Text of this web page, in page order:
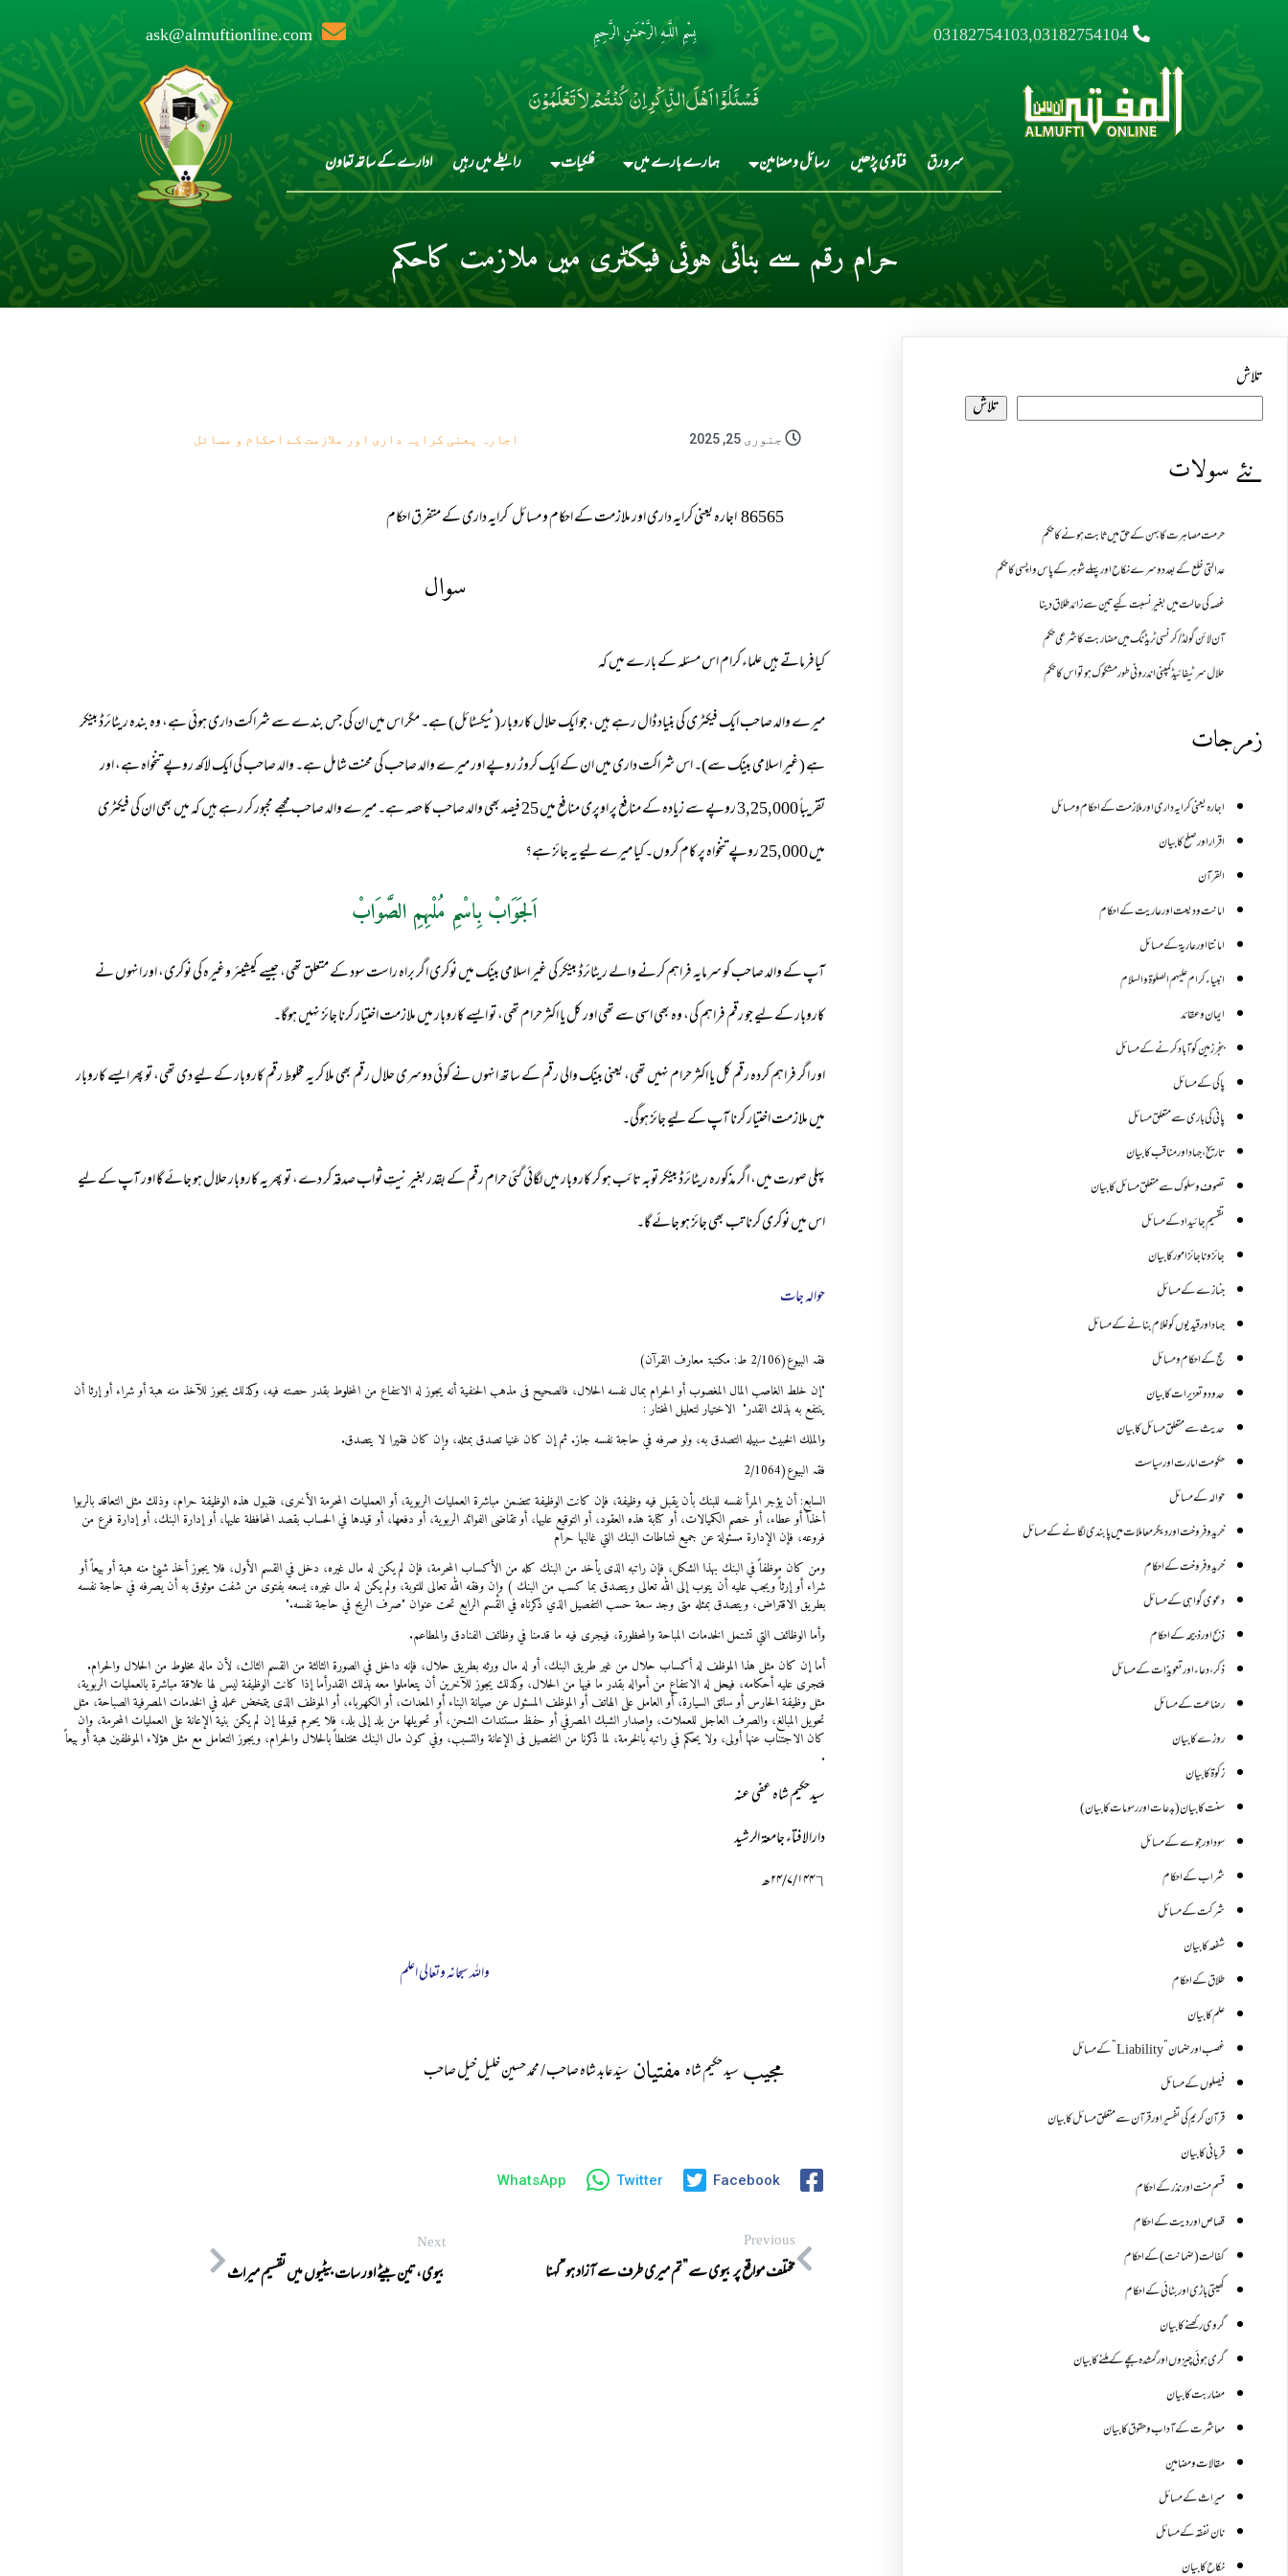
03182754103,03182754104 بِسْمِ اللَّـهِ الرَّحْمَـٰنِ الرَّحِيمِ ask@almuftionline.com
فَسْئَلُوْٓا اَہْلَ الذِّکْرِ اِنْ کُنْتُمْ لاَ تَعْلَمُوْنَ
سرورق فتاوی پڑھیں رسائل و مضامین ہمارے بارے میں فلکیات رابطے میں رہیں ادارے کے ساتھ تعاون
حرام رقم سے بنائی ہوئی فیکٹری میں ملازمت کاحکم
جنوری 25, 2025 اجارہ یعنی کرایہ داری اور ملازمت کے احکام و مسائل
86565اجارہ یعنی کرایہ داری اور ملازمت کے احکام و مسائل کرایہ داری کے متفرق احکام
سوال
کیافرماتے ہیں علماء کرام اس مسئلہ کے بارے میں کہ
میرے والد صاحب ایک فیکٹری کی بنیاد ڈال رہے ہیں، جو ایک حلال کاروبار (ٹیکسٹائل) ہے۔ مگر اس میں ان کی جس بندے سے شراکت داری ہوئی ہے، وہ بندہ ریٹائرڈ بینکر
ہے (غیر اسلامی بینک سے)۔ اس شراکت داری میں ان کے ایک کروڑ روپے اور میرے والد صاحب کی محنت شامل ہے۔ والد صاحب کی ایک لاکھ روپے تنخواہ ہے، اور
تقریباً 3,25,000 روپے سے زیادہ کے منافع پر اوپری منافع میں 25 فیصد بھی والد صاحب کا حصہ ہے۔ میرے والد صاحب مجھے مجبور کر رہے ہیں کہ میں بھی ان کی فیکٹری
میں 25,000 روپے تنخواہ پر کام کروں۔ کیا میرے لیے یہ جائز ہے؟
اَلجَوَابْ بِاسْمِ مُلْہِمِ الصَّوَابْ
آپ کے والد صاحب کو سرمایہ فراہم کرنے والے ریٹائرڈ بینکر کی غیر اسلامی بینک میں نوکری اگر براہ راست سود کے متعلق تھی، جیسے کیشیئر وغیرہ کی نوکری، اور انہوں نے
کاروبار کے لیے جو رقم فراہم کی، وہ بھی اسی سے تھی اور کل یا اکثر حرام تھی، تو ایسے کاروبار میں ملازمت اختیار کرنا جائز نہیں ہوگا۔
اور اگر فراہم کردہ رقم کل یا اکثر حرام نہیں تھی، یعنی بینک والی رقم کے ساتھ انہوں نے کوئی دوسری حلال رقم بھی ملا کر یہ مخلوط رقم کاروبار کے لیے دی تھی، تو پھر ایسے کاروبار
میں ملازمت اختیار کرنا آپ کے لیے جائز ہوگی۔
پہلی صورت میں، اگر مذکورہ ریٹائرڈ بینکر توبہ تائب ہو کر کاروبار میں لگائی گئی حرام رقم کے بقدر بغیر نیتِ ثواب صدقہ کر دے، تو پھر یہ کاروبار حلال ہو جائے گا اور آپ کے لیے
اس میں نوکری کرنا تب بھی جائز ہو جائے گا۔
حوالہ جات
فقہ البیوع(2/106 ط: مکتبۃ معارف القرآن)
"إن خلط الغاصب المال المغصوب أو الحرام بمال نفسه الحلال، فالصحيح فى مذهب الحنفية أنه يجوز له الانتفاع من المخلوط بقدر حصته فيه، وكذلك يجوز للآخذ منه هبة أو شراء أو إرثا أن
ينتفع به بذلك القدر" الاختيار لتعليل المختار :
والملك الخبيث سبيله التصدق به، ولو صرفه في حاجة نفسه جاز. ثم إن كان غنيا تصدق بمثله، وإن كان فقيرا لا يتصدق.
فقہ البیوع(2/1064
السابع: أن يؤجر المرأ نفسه للبنك بأن يقبل فيه وظيفة، فإن كانت الوظيفة تتضمن مباشرة العمليات الربوية، أو العمليات المحرمة الأخرى، فقبول هذه الوظيفة حرام، وذلك مثل التعاقد بالربوا
أخذاً أو عطاء، أو خصم الكميالات، أو كتابة هذه العقود، أو التوقيع عليها، أو تقاضى الفوائد الربوية، أو دفعها، أو قيدها في الحساب بقصد المحافظة عليها، أو إدارة البنك، أو إدارة فرع من
فروعه، فإن الإدارة مسئولة عن جميع نشاطات البنك التي غالبها حرام
ومن كان موظفاً في البنك بهذا الشكل، فإن راتبه الذى يأخد من البنك كله من الأكساب المحرمة، فإن لم يكن له مال غيره، دخل في القسم الأول، فلا يجوز أخذ شيئ منه هبة أو بيعاً أو
شراء أو إرثاً ويجب عليه أن يتوب إلى الله تعالى ويتصدق بما كسب من البنك ) وإن وفقه الله تعالى للتوبة، ولم يكن له مال غيره، يسعه بفتوى من شفت موثوق به أن يصرفه في حاجة نفسه
بطريق الاقتراض، ويتصدق بمثله متى وجد سعة حسب التفصيل الذي ذكرناه في القسم الرابع تحت عنوان "صرف الربح في حاجة نفسه."
وأما الوظائف التي تشتمل الخدمات المباحة والمحظورة، فيجرى فيه ما قدمنا في وظائف الفنادق والمطاعم.
أما إن كان مثل هذا الموظف له أكساب حلال من غير طريق البنك، أو له مال ورثه بطريق حلال، فإنه داخل في الصورة الثالثة من القسم الثالث، لأن ماله مخلوط من الحلال والحرام.
فتجرى عليه أحكامه، فيحل له الانتفاع من أمواله بقدر ما فيها من الحلال، وكذلك يجوز للآخرين أن يتعاملوا معه بذلك القدرأما إذا كانت الوظيفة ليس لها علاقة مباشرة بالعمليات الربوية،
مثل وظيفة الحارس أو سائق السيارة، أو العامل على الهاتف أو الموظف المسئول عن صيانة البناء أو المعدات، أو الكهرباء، أو الموظف الذى يتمخض عمله في الخدمات المصرفية الصباحة، مثل
تحويل المبالغ، والصرف العاجل للعملات، وإصدار الشبك المصرفي أو حفظ مستندات الشحن، أو تحويلها من بلد إلى بلد، فلا يحرم قبولها إن لم يكن بنية الإعانة على العمليات المحرمة، وإن
كان الاجتناب عنها أولى، ولا يحكم في راتبه بالخرمة، لما ذكرنا من التفصيل فى الإعانة والتسبب، وفي كون مال البنك مختلطاً بالحلال والحرام، ويجوز التعامل مع مثل هؤلاء الموظفين هبة أو بيعاً
.
سیدحکیم شاہ عفی عنہ
دارالافتاء جامعۃ الرشید
۲۴/۷/۱۴۴٦ھ
واللہ سبحانہ وتعالی اعلم
مجیب سید حکیم شاہ مفتیان سیّد عابد شاہ صاحب / محمد حسین خلیل خیل صاحب
Facebook
Twitter
WhatsApp
Previous
مختلف مواقع پر بیوی سے”تم میری طرف سے آزاد ہو”کہنا
Next
بیوی،تین بیٹے اور سات بیٹیوں میں تقسیم میراث
تلاش
تلاش
نئے سولات
حرمت مصاہرت کا بہن کے حق میں ثابت ہونے کا حکم
عدالتی خلع کے بعد دوسرے نکاح اور پہلے شوہر کے پاس واپسی کا حکم
غصہ کی حالت میں بغیر نسبت کیے تین سے زائد طلاق دینا
آن لائن گولڈ /کرنسی ٹریڈنگ میں مضاربت کا شرعی حکم
حلال سرٹیفائیڈ کمپنی اندرونی طور مشکوک ہو تو اس کا حکم
زمرجات
اجارہ یعنی کرایہ داری اور ملازمت کے احکام و مسائل
اقرار اور صلح کا بیان
القرآن
امانت ودیعت اورعاریت کے احکام
امانتا اور عاریة کے مسائل
انبیاء کرام علیہم الصلوۃ والسلام
ایمان وعقائد
بنجر زمین کو آباد کرنے کے مسائل
پاکی کے مسائل
پانی کی باری سے متعلق مسائل
تاریخ،جہاد اور مناقب کا بیان
تصوف و سلوک سے متعلق مسائل کا بیان
تقسیم جائیداد کے مسائل
جائز و ناجائزامور کا بیان
جنازے کےمسائل
جہاد اور قیدیوں کو غلام بنانے کے مسائل
حج کے احکام ومسائل
حدود و تعزیرات کا بیان
حدیث سے متعلق مسائل کا بیان
حکومت امارت اور سیاست
حوالہ کے مسائل
خرید و فروخت اور دیگر معاملات میں پابندی لگانے کے مسائل
خرید و فروخت کے احکام
دعوی گواہی کے مسائل
ذبح اور ذبیحہ کے احکام
ذکر،دعاء اور تعویذات کے مسائل
رضاعت کے مسائل
روزے کا بیان
زکوة کابیان
سنت کا بیان (بدعات اور رسومات کا بیان)
سود اور جوے کے مسائل
شراب کے احکام
شرکت کے مسائل
شفعہ کا بیان
طلاق کے احکام
علم کا بیان
غصب اورضمان”Liability” کے مسائل
فیصلوں کے مسائل
قرآن کریم کی تفسیر اور قرآن سے متعلق مسائل کا بیان
قربانی کا بیان
قسم منت اور نذر کے احکام
قصاص اور دیت کے احکام
کفالت (ضمانت) کے احکام
کھیتی باڑی اور بٹائی کے احکام
گروی رکھنے کا بیان
گری ہوئی چیزوں اورگمشدہ بچے کے ملنے کا بیان
مضاربت کا بیان
معاشرت کے آداب و حقوق کا بیان
مقالات ومضامین
میراث کے مسائل
نان نفقہ کے مسائل
نکاح کا بیان